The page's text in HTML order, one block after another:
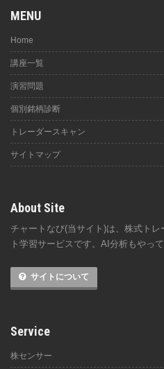
MENU
Home
講座一覧
演習問題
個別銘柄診断
トレーダースキャン
サイトマップ
About Site
チャートなび(当サイト)は、株式ト
ト学習サービスです。AI分析もやって
サイトについて
Service
株センサー